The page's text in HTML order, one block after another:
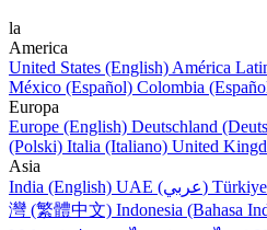
la
America
United States (English) América
México (Español) Colombia
Europa
Europe (English) Deutschland
(Polski) Italia (Italiano) United
Asia
India (English)
UAE (عربي)
灣 (繁體中文) Indonesia (Bahasa